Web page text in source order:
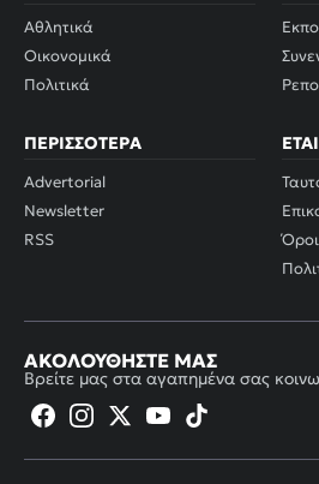
Αθλητικά
Οικονομικά
Πολιτικά
ΠΕΡΙΣΣΌΤΕΡΑ
Advertorial
Newsletter
RSS
ΑΚΟΛΟΥΘΉΣΤΕ ΜΑΣ
Βρείτε μας στα αγαπημένα σας